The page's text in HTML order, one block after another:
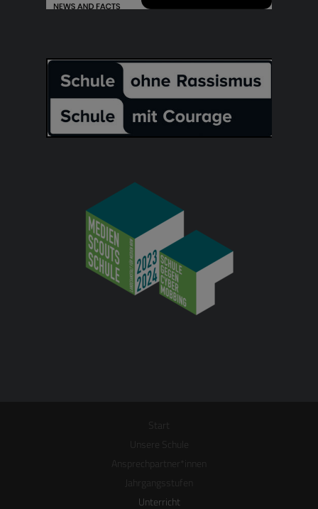
Start
Unsere Schule
Ansprechpartner*innen
Jahrgangsstufen
Unterricht